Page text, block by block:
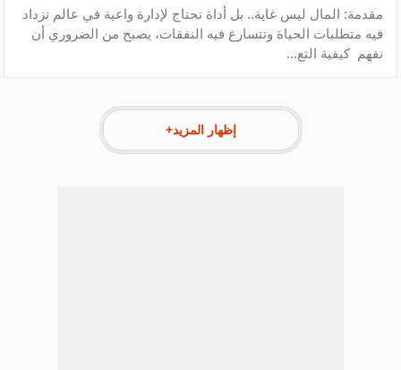
مقدمة: المال ليس غاية.. بل أداة تحتاج لإدارة واعية في عالم تزداد
فيه متطلبات الحياة وتتسارع فيه النفقات، يصبح من الضروري أن
نفهم كيفية التع...
إظهار المزيد+